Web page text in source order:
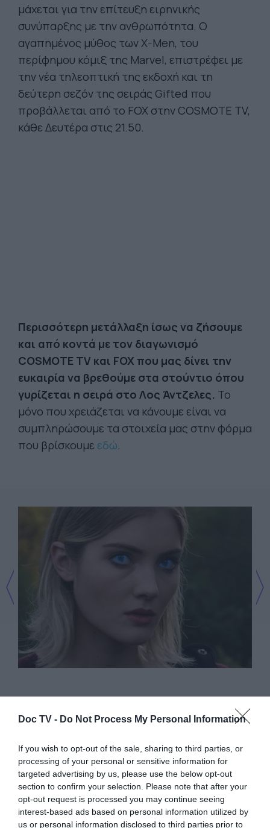
Doc TV - Do Not Process My Personal Information
If you wish to opt-out of the sale, sharing to third parties, or
processing of your personal or sensitive information for
targeted advertising by us, please use the below opt-out
section to confirm your selection. Please note that after your
opt-out request is processed you may continue seeing
interest-based ads based on personal information utilized by
us or personal information disclosed to third parties prior to
μάχεται για την επίτευξη ειρηνικής
συνύπαρξης με την ανθρωπότητα. Ο
αγαπημένος μύθος των X-Men, του
περίφημου κόμιξ της Marvel, επιστρέφει με
την νέα τηλεοπτική της εκδοχή και τη
δεύτερη σεζόν της σειράς Gifted που
προβάλλεται από το FOX στην COSMOTE TV,
κάθε Δευτέρα στις 21.50.
Περισσότερη μετάλλαξη ίσως να ζήσουμε
και από κοντά με τον διαγωνισμό
COSMOTE TV και FOX που μας δίνει την
ευκαιρία να βρεθούμε στα στούντιο όπου
γυρίζεται η σειρά στο Λος Άντζελες. Το
μόνο που χρειάζεται να κάνουμε είναι να
συμπληρώσουμε τα στοιχεία μας στην φόρμα
που βρίσκουμε εδώ.